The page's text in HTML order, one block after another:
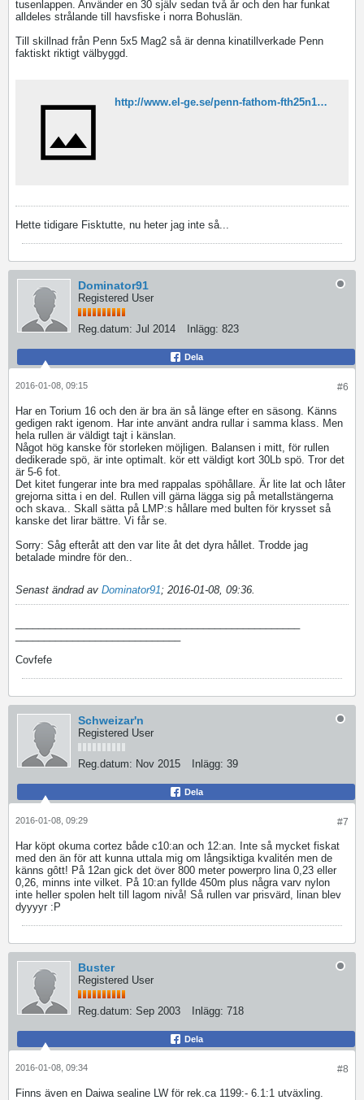
tusenlappen. Använder en 30 själv sedan två år och den har funkat
alldeles strålande till havsfiske i norra Bohuslän.
Till skillnad från Penn 5x5 Mag2 så är denna kinatillverkade Penn
faktiskt riktigt välbyggd.
http://www.el-ge.se/penn-fathom-fth25n10084
Hette tidigare Fisktutte, nu heter jag inte så...
Dominator91
Registered User
Reg.datum: Jul 2014 Inlägg: 823
Dela
#6
2016-01-08, 09:15
Har en Torium 16 och den är bra än så länge efter en säsong. Känns
gedigen rakt igenom. Har inte använt andra rullar i samma klass. Men
hela rullen är väldigt tajt i känslan.
Något hög kanske för storleken möjligen. Balansen i mitt, för rullen
dedikerade spö, är inte optimalt. kör ett väldigt kort 30Lb spö. Tror det
är 5-6 fot.
Det kitet fungerar inte bra med rappalas spöhållare. Är lite lat och låter
grejorna sitta i en del. Rullen vill gärna lägga sig på metallstängerna
och skava.. Skall sätta på LMP:s hållare med bulten för krysset så
kanske det lirar bättre. Vi får se.
Sorry: Såg efteråt att den var lite åt det dyra hållet. Trodde jag
betalade mindre för den..
Senast ändrad av Dominator91; 2016-01-08, 09:36.
Covfefe
Schweizar'n
Registered User
Reg.datum: Nov 2015 Inlägg: 39
Dela
#7
2016-01-08, 09:29
Har köpt okuma cortez både c10:an och 12:an. Inte så mycket fiskat
med den än för att kunna uttala mig om långsiktiga kvalitén men de
känns gôtt! På 12an gick det över 800 meter powerpro lina 0,23 eller
0,26, minns inte vilket. På 10:an fyllde 450m plus några varv nylon
inte heller spolen helt till lagom nivå! Så rullen var prisvärd, linan blev
dyyyyr :P
Buster
Registered User
Reg.datum: Sep 2003 Inlägg: 718
Dela
#8
2016-01-08, 09:34
Finns även en Daiwa sealine LW för rek.ca 1199:- 6.1:1 utväxling.